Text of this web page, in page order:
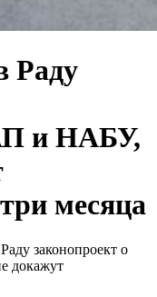
Раду
и НАБУ,
месяца
законопроект о
докажут